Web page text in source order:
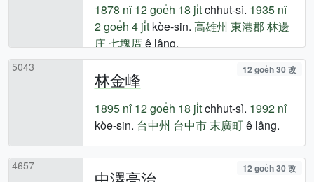
1878 nî 12 goe̍h 18 ji̍tchhut-sì. 1935 nî
2 goe̍h 4 ji̍tkòe-sin. 高雄州 東港郡 林邊
庄七塊厝ê lâng.
5043
林金峰 12 goe̍h 30 改
1895 nî 12 goe̍h 18 ji̍tchhut-sì. 1992 nî
kòe-sin. 台中州 台中市末廣町ê lâng.
4657 12 goe̍h 30 改